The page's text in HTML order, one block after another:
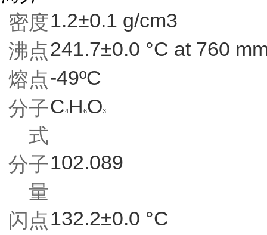
密度1.2±0.1 g/cm3
沸点241.7±0.0 °C at 760
熔点-49ºC
分子
式
C4H 6O3
分子
量
102.089
闪点132.2±0.0 °C